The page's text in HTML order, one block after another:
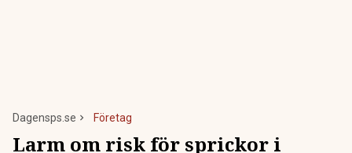
Dagensps.se Företag
Larm om risk för sprickor i